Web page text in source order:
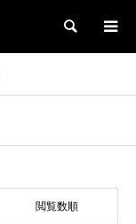
検索
閲覧数順